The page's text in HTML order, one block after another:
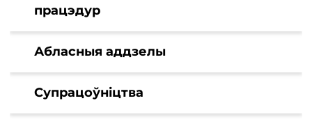
працэдур
Абласныя аддзелы
Супрацоўніцтва